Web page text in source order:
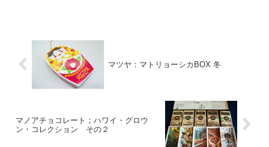
マツヤ：マトリョーシカBOX 冬
マノアチョコレート；ハワイ・グロウ
ン・コレクション その２